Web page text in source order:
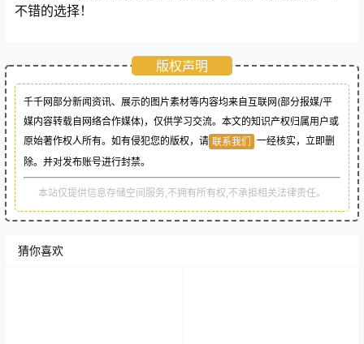
不错的选择！
版权声明
千千网部分新闻资讯、展示的图片素材等内容均来自互联网(部分报媒/平
媒内容转载自网络合作媒体)，仅供学习交流。本文的知识产权归属用户或
原始著作权人所有。如有侵犯您的版权，请 联系我们
一经核实，立即删
除。并对发布账号进行封禁。
本站仅提供信息存储空间服务,不拥有所有权,不承担相关法律责任。
猜你喜欢